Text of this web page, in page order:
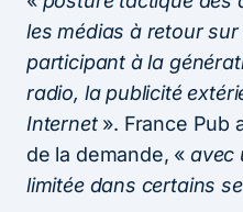
les médias à retour
participant à la
radio, la publicité
Internet». France Pub
de la demande, « avec
limitée dans certains